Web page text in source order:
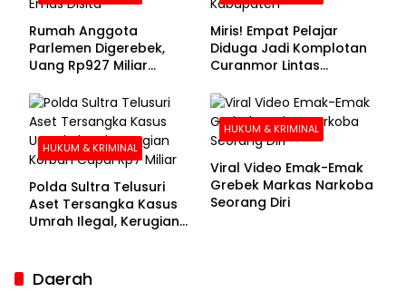
Rumah Anggota
Parlemen Digerebek,
Uang Rp927 Miliar
Miris! Empat Pelajar
Diduga Jadi Komplotan
Curanmor Lintas
HUKUM & KRIMINAL
Polda Sultra Telusuri
Aset Tersangka Kasus
Umrah Ilegal, Kerugian
HUKUM & KRIMINAL
Viral Video Emak-Emak
Grebek Markas Narkoba
Seorang Diri
Daerah